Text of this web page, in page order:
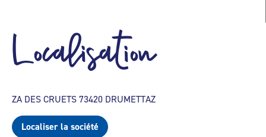
Localisation
ZA DES CRUETS 73420 DRUMETTAZ
Localiser la société